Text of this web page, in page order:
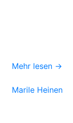
Mehr lesen →
Marile Heinen